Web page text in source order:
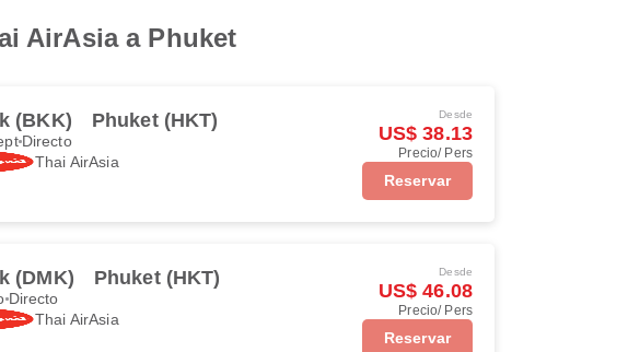
AirAsia a Phuket
(BKK) Phuket (HKT)
Directo
Thai AirAsia
Desde
US$ 38.13
Precio/ Pers
Reservar
(DMK) Phuket (HKT)
Directo
Thai AirAsia
Desde
US$ 46.08
Precio/ Pers
Reservar